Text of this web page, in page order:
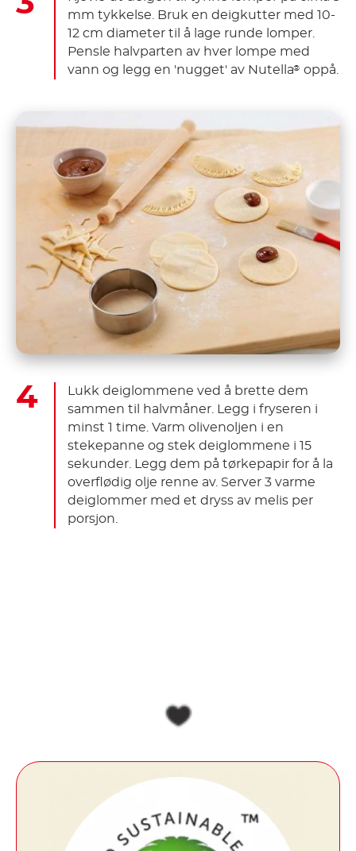
mm tykkelse. Bruk en deigkutter med 10-
12 cm diameter til å lage runde lomper.
Pensle halvparten av hver lompe med
vann og legg en 'nugget' av Nutella® oppå.
Lukk deiglommene ved å brette dem
sammen til halvmåner. Legg i fryseren i
minst 1 time. Varm olivenoljen i en
stekepanne og stek deiglommene i 15
sekunder. Legg dem på tørkepapir for å la
overflødig olje renne av. Server 3 varme
deiglommer med et dryss av melis per
porsjon.